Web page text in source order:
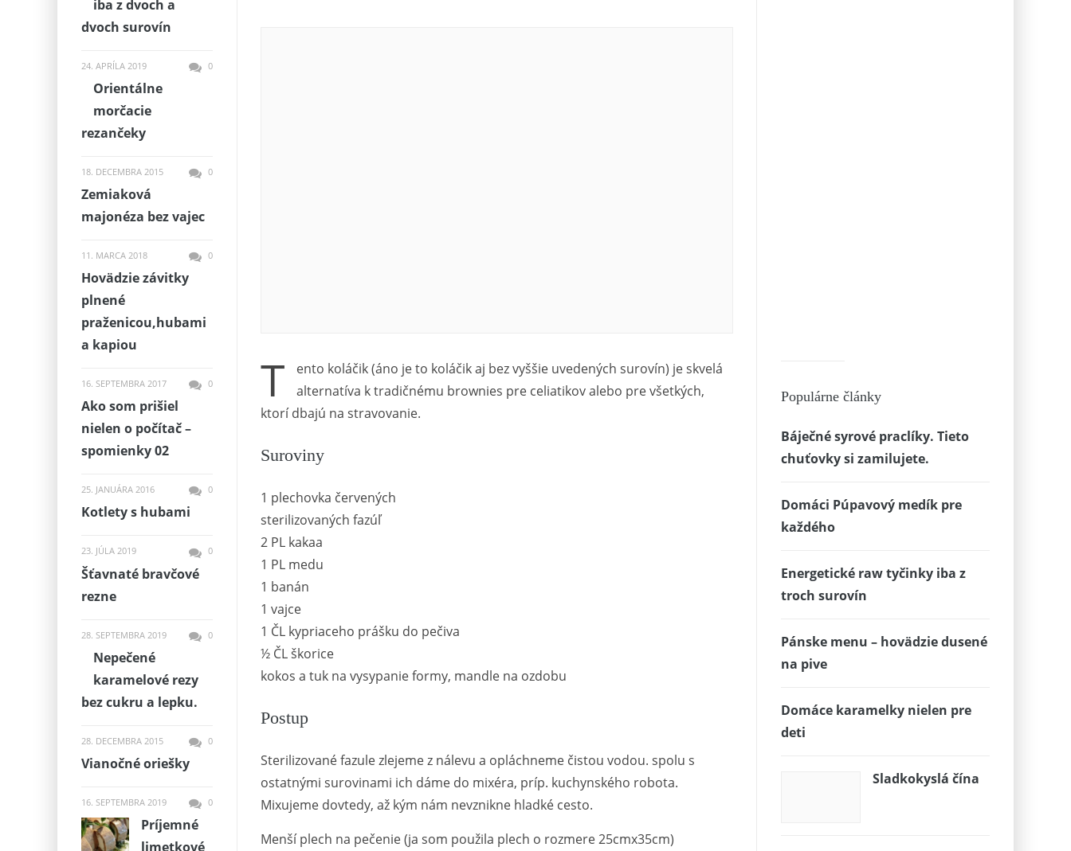
T
ento koláčik (áno je to koláčik aj bez vyššie uvedených surovín) je skvelá
alternatíva k tradičnému brownies pre celiatikov alebo pre všetkých,
ktorí dbajú na stravovanie.
Suroviny
1 plechovka červených
sterilizovaných fazúľ
2 PL kakaa
1 PL medu
1 banán
1 vajce
1 ČL kypriaceho prášku do pečiva
½ ČL škorice
kokos a tuk na vysypanie formy, mandle na ozdobu
Postup
Sterilizované fazule zlejeme z nálevu a opláchneme čistou vodou. spolu s
ostatnými surovinami ich dáme do mixéra, príp. kuchynského robota.
Mixujeme dovtedy, až kým nám nevznikne hladké cesto.
Menší plech na pečenie (ja som použila plech o rozmere 25cmx35cm)
Populárne články
Báječné syrové praclíky. Tieto
chuťovky si zamilujete.
Domáci Púpavový medík pre
každého
Energetické raw tyčinky iba z
troch surovín
Pánske menu – hovädzie dusené
na pive
Domáce karamelky nielen pre
deti
Sladkokyslá čína
iba z dvoch a
dvoch surovín
24. APRÍLA 2019 0
Orientálne
morčacie
rezančeky
18. DECEMBRA 2015 0
Zemiaková
majonéza bez vajec
11. MARCA 2018 0
Hovädzie závitky
plnené
praženicou,hubami
a kapiou
16. SEPTEMBRA 2017 0
Ako som prišiel
nielen o počítač –
spomienky 02
25. JANUÁRA 2016 0
Kotlety s hubami
23. JÚLA 2019 0
Šťavnaté bravčové
rezne
28. SEPTEMBRA 2019 0
Nepečené
karamelové rezy
bez cukru a lepku.
28. DECEMBRA 2015 0
Vianočné oriešky
16. SEPTEMBRA 2019 0
Príjemné
limetkové